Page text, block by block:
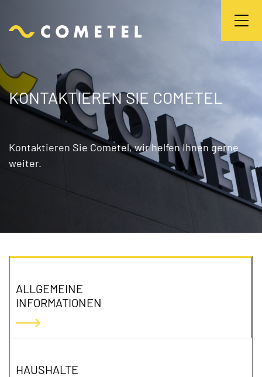
KONTAKTIEREN SIE COMETEL
Kontaktieren Sie Cometel, wir helfen Ihnen gerne
weiter.
ALLGEMEINE
INFORMATIONEN
HAUSHALTE